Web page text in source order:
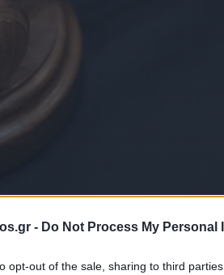
- Do Not Process My Personal
opt-out of the sale, sharing to third